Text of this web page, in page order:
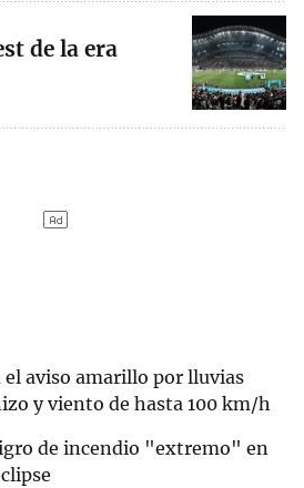
de la era
el aviso amarillo por lluvias
y viento de hasta 100 km/h
de incendio "extremo" en